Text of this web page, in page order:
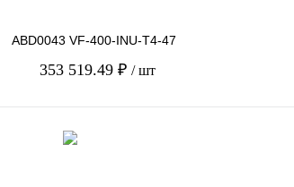
ABD0043 VF-400-INU-T4-47
353 519.49 ₽ / шт